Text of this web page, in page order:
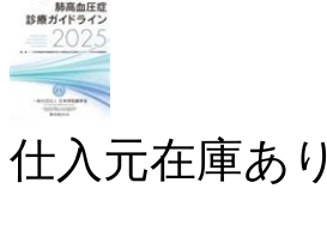
仕入元在庫あり